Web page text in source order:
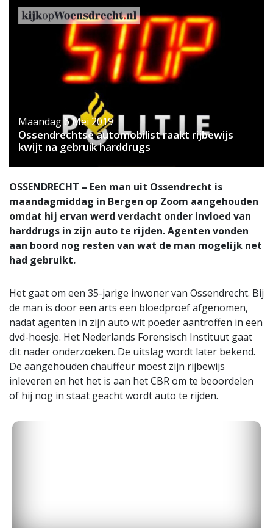
Maandag 6 Mei 2019
Ossendrechtse automobilist raakt rijbewijs
kwijt na gebruik harddrugs
OSSENDRECHT – Een man uit Ossendrecht is
maandagmiddag in Bergen op Zoom aangehouden
omdat hij ervan werd verdacht onder invloed van
harddrugs in zijn auto te rijden. Agenten vonden
aan boord nog resten van wat de man mogelijk net
had gebruikt.
Het gaat om een 35-jarige inwoner van Ossendrecht. Bij
de man is door een arts een bloedproef afgenomen,
nadat agenten in zijn auto wit poeder aantroffen in een
dvd-hoesje. Het Nederlands Forensisch Instituut gaat
dit nader onderzoeken. De uitslag wordt later bekend.
De aangehouden chauffeur moest zijn rijbewijs
inleveren en het het is aan het CBR om te beoordelen
of hij nog in staat geacht wordt auto te rijden.